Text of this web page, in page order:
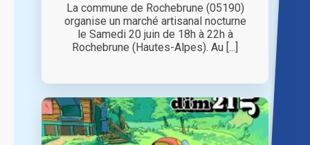
La commune de Rochebrune (05190)
organise un marché artisanal nocturne
le Samedi 20 juin de 18h à 22h à
Rochebrune (Hautes-Alpes). Au [...]